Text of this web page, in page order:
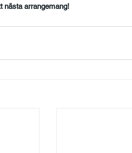
nästa arrangemang!